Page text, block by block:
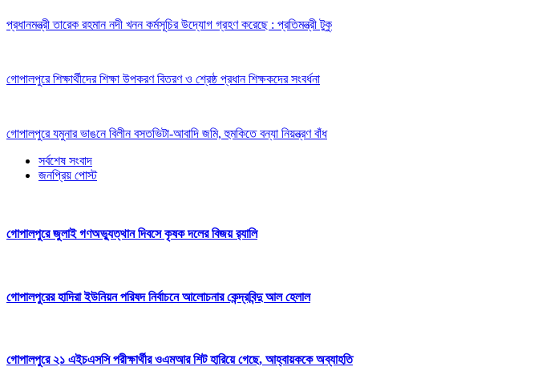
প্রধানমন্ত্রী তারেক রহমান নদী খনন কর্মসূচির উদ্যোগ গ্রহণ করেছে : প্রতিমন্ত্রী টুকু
গোপালপুরে শিক্ষার্থীদের শিক্ষা উপকরণ বিতরণ ও শ্রেষ্ঠ প্রধান শিক্ষকদের সংবর্ধনা
গোপালপুরে যমুনার ভাঙনে বিলীন বসতভিটা-আবাদি জমি, হুমকিতে বন্যা নিয়ন্ত্রণ বাঁধ
সর্বশেষ সংবাদ
জনপ্রিয় পোস্ট
গোপালপুরে জুলাই গণঅভ্যুত্থান দিবসে কৃষক দলের বিজয় র‍্যালি
গোপালপুরের হাদিরা ইউনিয়ন পরিষদ নির্বাচনে আলোচনার কেন্দ্রবিন্দু আল হেলাল
গোপালপুরে ২১ এইচএসসি পরীক্ষার্থীর ওএমআর শিট হারিয়ে গেছে, আহ্বায়ককে অব্যাহতি